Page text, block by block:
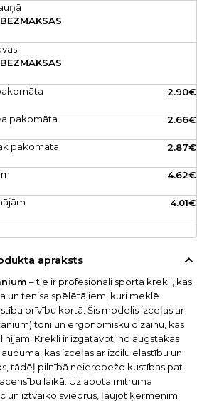
2.90€
pakomāta
2.66€
pakomāta
2.87€
4.62€
4.01€
apraksts
– tie ir profesionāli sporta krekli, kas
un tenisa spēlētājiem, kuri meklē
brīvību kortā. Šis modelis izceļas ar
toni un ergonomisku dizainu, kas
Krekli ir izgatavoti no augstākās
auduma, kas izceļas ar izcilu elastību un
tādēļ pilnībā neierobežo kustības pat
laikā. Uzlabota mitruma
un iztvaiko sviedrus, ļaujot ķermenim